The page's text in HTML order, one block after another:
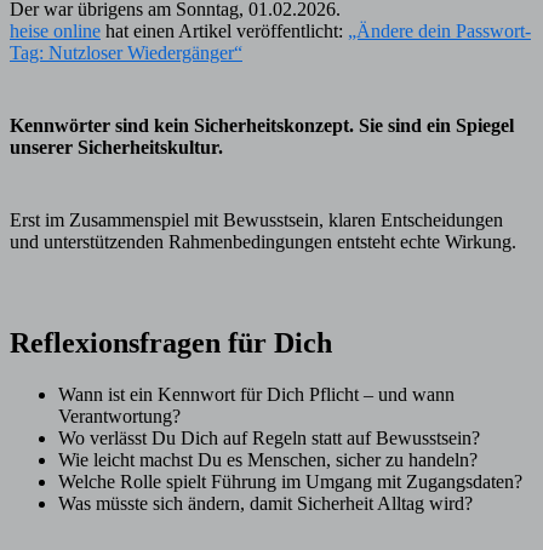
Der war übrigens am Sonntag, 01.02.2026.
heise online hat einen Artikel veröffentlicht: „Ändere dein Passwort-
Tag: Nutzloser Wiedergänger“
Kennwörter sind kein Sicherheitskonzept. Sie sind ein Spiegel
unserer Sicherheitskultur.
Erst im Zusammenspiel mit Bewusstsein, klaren Entscheidungen
und unterstützenden Rahmenbedingungen entsteht echte Wirkung.
Reflexionsfragen für Dich
Wann ist ein Kennwort für Dich Pflicht – und wann
Verantwortung?
Wo verlässt Du Dich auf Regeln statt auf Bewusstsein?
Wie leicht machst Du es Menschen, sicher zu handeln?
Welche Rolle spielt Führung im Umgang mit Zugangsdaten?
Was müsste sich ändern, damit Sicherheit Alltag wird?